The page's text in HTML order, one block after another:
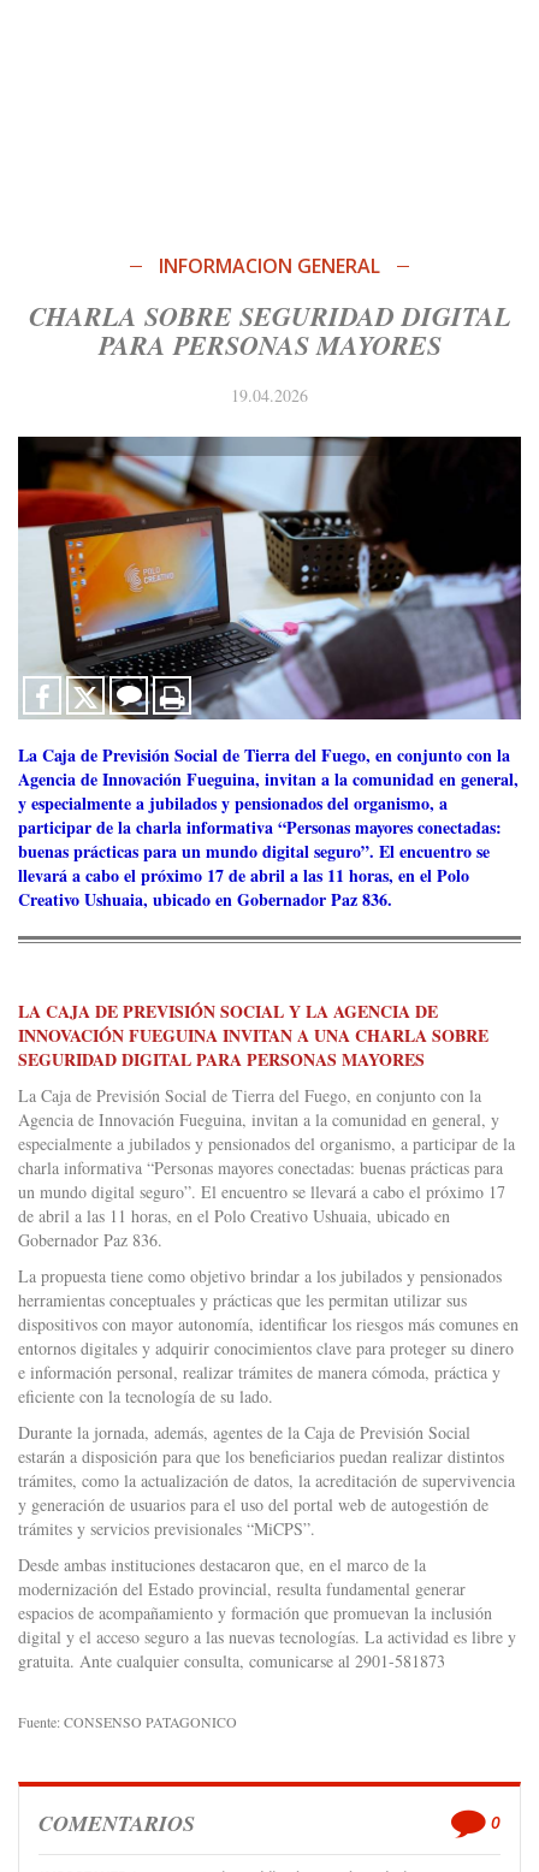
INFORMACION GENERAL
CHARLA SOBRE SEGURIDAD DIGITAL
PARA PERSONAS MAYORES
19.04.2026
La Caja de Previsión Social de Tierra del Fuego, en conjunto con la
Agencia de Innovación Fueguina, invitan a la comunidad en general,
y especialmente a jubilados y pensionados del organismo, a
participar de la charla informativa “Personas mayores conectadas:
buenas prácticas para un mundo digital seguro”. El encuentro se
llevará a cabo el próximo 17 de abril a las 11 horas, en el Polo
Creativo Ushuaia, ubicado en Gobernador Paz 836.
LA CAJA DE PREVISIÓN SOCIAL Y LA AGENCIA DE
INNOVACIÓN FUEGUINA INVITAN A UNA CHARLA SOBRE
SEGURIDAD DIGITAL PARA PERSONAS MAYORES
La Caja de Previsión Social de Tierra del Fuego, en conjunto con la
Agencia de Innovación Fueguina, invitan a la comunidad en general, y
especialmente a jubilados y pensionados del organismo, a participar de la
charla informativa “Personas mayores conectadas: buenas prácticas para
un mundo digital seguro”. El encuentro se llevará a cabo el próximo 17
de abril a las 11 horas, en el Polo Creativo Ushuaia, ubicado en
Gobernador Paz 836.
La propuesta tiene como objetivo brindar a los jubilados y pensionados
herramientas conceptuales y prácticas que les permitan utilizar sus
dispositivos con mayor autonomía, identificar los riesgos más comunes en
entornos digitales y adquirir conocimientos clave para proteger su dinero
e información personal, realizar trámites de manera cómoda, práctica y
eficiente con la tecnología de su lado.
Durante la jornada, además, agentes de la Caja de Previsión Social
estarán a disposición para que los beneficiarios puedan realizar distintos
trámites, como la actualización de datos, la acreditación de supervivencia
y generación de usuarios para el uso del portal web de autogestión de
trámites y servicios previsionales “MiCPS”.
Desde ambas instituciones destacaron que, en el marco de la
modernización del Estado provincial, resulta fundamental generar
espacios de acompañamiento y formación que promuevan la inclusión
digital y el acceso seguro a las nuevas tecnologías. La actividad es libre y
gratuita. Ante cualquier consulta, comunicarse al 2901-581873
Fuente: CONSENSO PATAGONICO
COMENTARIOS 0